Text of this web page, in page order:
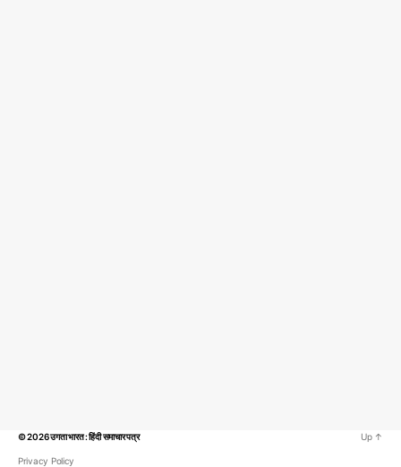
© 2026उगता भारत : हिंदी समाचार पत्र
Privacy Policy
Up ↑